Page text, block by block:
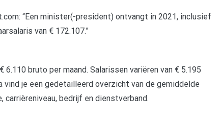
“Een minister(-president) ontvangt in 2021, inclusief
van € 172.107.”
bruto per maand. Salarissen variëren van € 5.195
je een gedetailleerd overzicht van de gemiddelde
bedrijf en dienstverband.